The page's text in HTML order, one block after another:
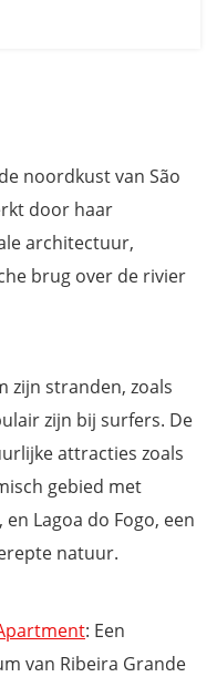
noordkust van São
door haar
architectuur,
brug over de rivier
zijn stranden, zoals
zijn bij surfers. De
attracties zoals
gebied met
Lagoa do Fogo, een
natuur.
: Een
van Ribeira Grande